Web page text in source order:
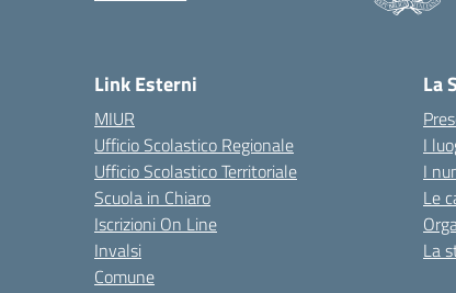
Link Esterni
MIUR
Ufficio Scolastico Regionale
Ufficio Scolastico Territoriale
Scuola in Chiaro
Iscrizioni On Line
Invalsi
Comune
La
I
I
Le
La